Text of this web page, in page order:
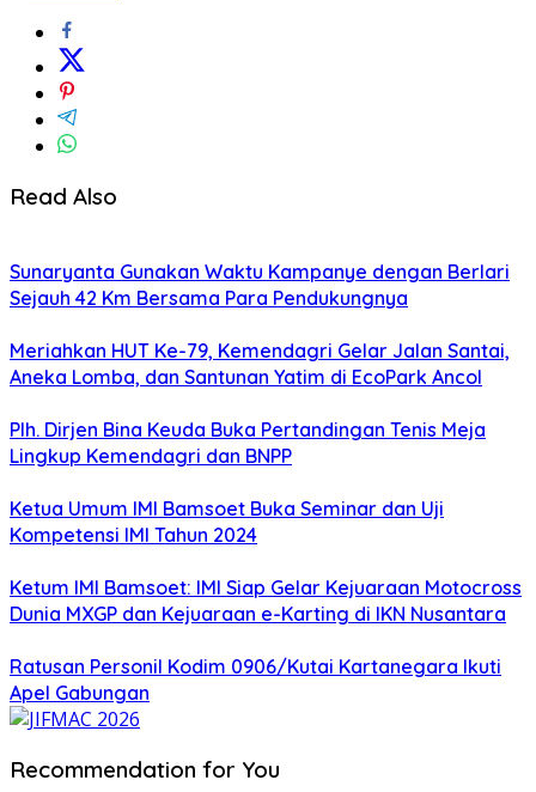
Read Also
Sunaryanta Gunakan Waktu Kampanye dengan Berlari
Sejauh 42 Km Bersama Para Pendukungnya
Meriahkan HUT Ke-79, Kemendagri Gelar Jalan Santai,
Aneka Lomba, dan Santunan Yatim di EcoPark Ancol
Plh. Dirjen Bina Keuda Buka Pertandingan Tenis Meja
Lingkup Kemendagri dan BNPP
Ketua Umum IMI Bamsoet Buka Seminar dan Uji
Kompetensi IMI Tahun 2024
Ketum IMI Bamsoet: IMI Siap Gelar Kejuaraan Motocross
Dunia MXGP dan Kejuaraan e-Karting di IKN Nusantara
Ratusan Personil Kodim 0906/Kutai Kartanegara Ikuti
Apel Gabungan
Recommendation for You